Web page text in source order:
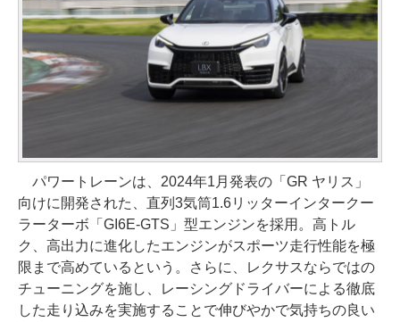
パワートレーンは、2024年1月発表の「GR ヤリス」
向けに開発された、直列3気筒1.6リッターインタークー
ラーターボ「GI6E-GTS」型エンジンを採用。高トル
ク、高出力に進化したエンジンがスポーツ走行性能を極
限まで高めているという。さらに、レクサスならではの
チューニングを施し、レーシングドライバーによる徹底
した走り込みを実施することで伸びやかで気持ちの良い